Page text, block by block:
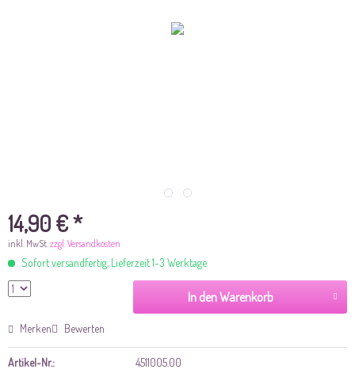
14,90 € *
inkl. MwSt.zzgl. Versandkosten
Sofort versandfertig, Lieferzeit 1-3 Werktage
In den Warenkorb
Merken Bewerten
Artikel-Nr.: 4511005.00